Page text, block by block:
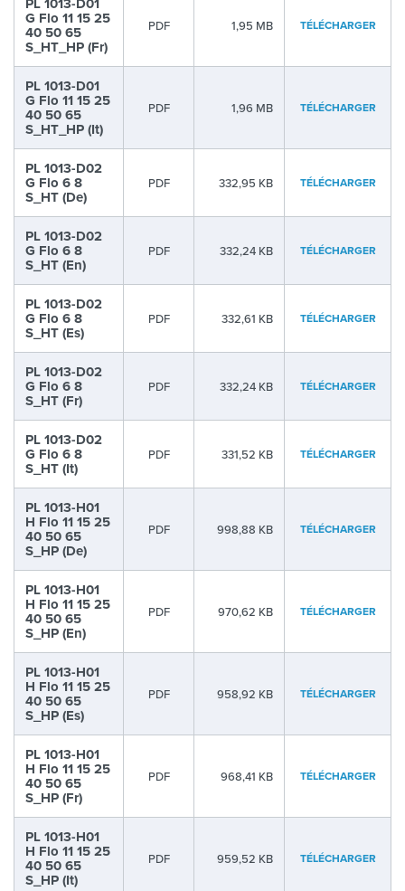
G Flo 11 15 25
40 50 65
S_HT_HP (Fr)
PDF 1,95 MB TÉLÉCHARGER
PL 1013-D01
G Flo 11 15 25
40 50 65
S_HT_HP (It)
PDF 1,96 MB TÉLÉCHARGER
PL 1013-D02
G Flo 6 8
S_HT (De)
PDF 332,95 KB TÉLÉCHARGER
PL 1013-D02
G Flo 6 8
S_HT (En)
PDF 332,24 KB TÉLÉCHARGER
PL 1013-D02
G Flo 6 8
S_HT (Es)
PDF 332,61 KB TÉLÉCHARGER
PL 1013-D02
G Flo 6 8
S_HT (Fr)
PDF 332,24 KB TÉLÉCHARGER
PL 1013-D02
G Flo 6 8
S_HT (It)
PDF 331,52 KB TÉLÉCHARGER
PL 1013-H01
H Flo 11 15 25
40 50 65
S_HP (De)
PDF 998,88 KB TÉLÉCHARGER
PL 1013-H01
H Flo 11 15 25
40 50 65
S_HP (En)
PDF 970,62 KB TÉLÉCHARGER
PL 1013-H01
H Flo 11 15 25
40 50 65
S_HP (Es)
PDF 958,92 KB TÉLÉCHARGER
PL 1013-H01
H Flo 11 15 25
40 50 65
S_HP (Fr)
PDF 968,41 KB TÉLÉCHARGER
PL 1013-H01
H Flo 11 15 25
40 50 65
S_HP (It)
PDF 959,52 KB TÉLÉCHARGER